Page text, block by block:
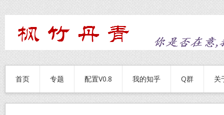
首页 专题 配置V0.8 我的知乎 Q群 关